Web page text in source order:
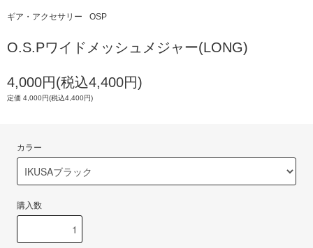
ギア・アクセサリー OSP
O.S.Pワイドメッシュメジャー(LONG)
4,000円(税込4,400円)
定価 4,000円(税込4,400円)
カラー
購入数